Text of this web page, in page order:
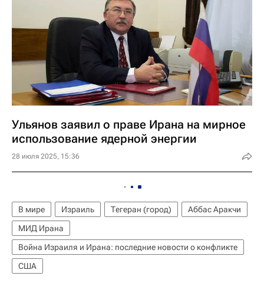
Ульянов заявил о праве Ирана на мирное
использование ядерной энергии
28 июля 2025, 15:36
В мире Израиль Тегеран (город)
Аббас Аракчи
МИД Ирана
Война Израиля и Ирана: последние новости о конфликте
США